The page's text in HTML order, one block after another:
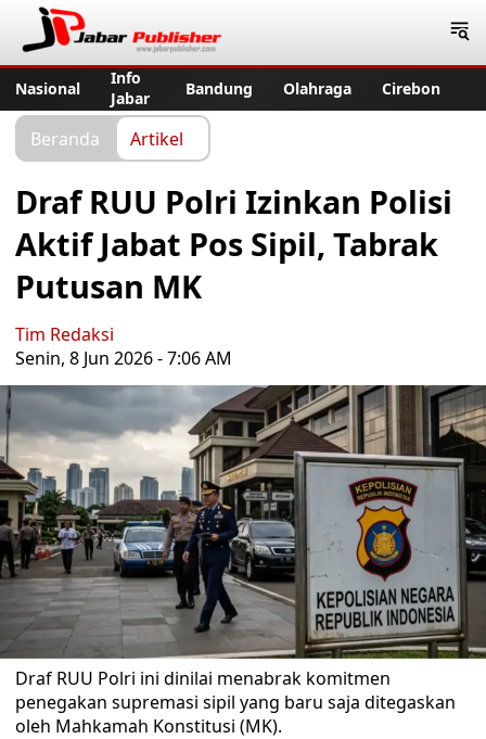
Nasional
Info
Jabar
Bandung Olahraga Cirebon
Beranda Artikel
Draf RUU Polri Izinkan Polisi
Aktif Jabat Pos Sipil, Tabrak
Putusan MK
Tim Redaksi
Senin, 8 Jun 2026 - 7:06 AM
Draf RUU Polri ini dinilai menabrak komitmen
penegakan supremasi sipil yang baru saja ditegaskan
oleh Mahkamah Konstitusi (MK).